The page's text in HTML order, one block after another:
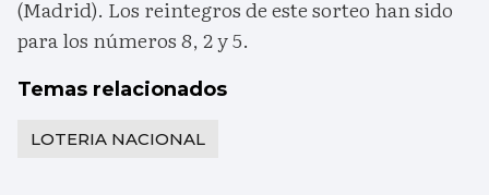
(Madrid). Los reintegros de este sorteo han sido
para los números 8, 2 y 5.
Temas relacionados
LOTERIA NACIONAL